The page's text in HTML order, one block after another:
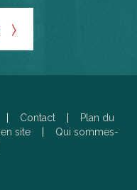
| Contact|
Plan du
site
Qui sommes-